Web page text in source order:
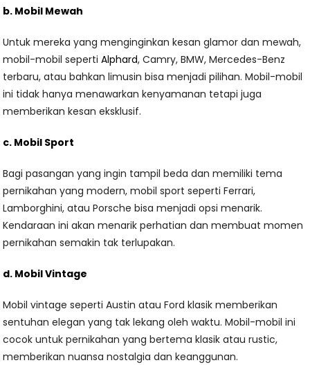
b. Mobil Mewah
Untuk mereka yang menginginkan kesan glamor dan mewah,
mobil-mobil sepertiAlphard, Camry, BMW, Mercedes-Benz
terbaru, atau bahkan limusin bisa menjadi pilihan. Mobil-mobil
ini tidak hanya menawarkan kenyamanan tetapi juga
memberikan kesan eksklusif.
c. Mobil Sport
Bagi pasangan yang ingin tampil beda dan memiliki tema
pernikahan yang modern, mobil sport seperti Ferrari,
Lamborghini, atau Porsche bisa menjadi opsi menarik.
Kendaraan ini akan menarik perhatian dan membuat momen
pernikahan semakin tak terlupakan.
d. Mobil Vintage
Mobil vintage seperti Austin atau Ford klasik memberikan
sentuhan elegan yang tak lekang oleh waktu. Mobil-mobil ini
cocok untuk pernikahan yang bertema klasik atau rustic,
memberikan nuansa nostalgia dan keanggunan.